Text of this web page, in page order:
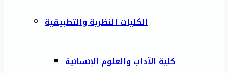
الكليات النظرية والتطبيقية
كلية الآداب والعلوم الإنسانية